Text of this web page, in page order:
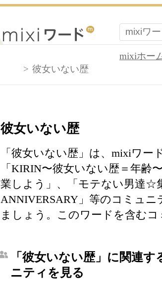
mixiホー
彼女いない歴
彼女いない歴
「彼女いない歴」は、mixiワー
「KIRIN〜彼女いない歴＝年齢
業しよう」、「モテない男達
ANNIVERSARY」等のコミュ
ましょう。このワードを含むコ
「彼女いない歴」に関連
ニティを見る